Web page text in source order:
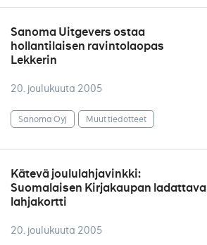
Sanoma Uitgevers ostaa
hollantilaisen ravintolaopas
Lekkerin
20. joulukuuta 2005
Sanoma Oyj Muut tiedotteet
Kätevä joululahjavinkki:
Suomalaisen Kirjakaupan ladattava
lahjakortti
20. joulukuuta 2005